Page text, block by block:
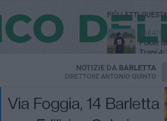
NOTIZIE DA BARLETTA
DIRETTORE ANTONIO QUINTO
PIÙ LETTI
SABATO
Poker
Trani 4-
VENERDÌ
Serie C
prime
VENERDÌ
Il calcio